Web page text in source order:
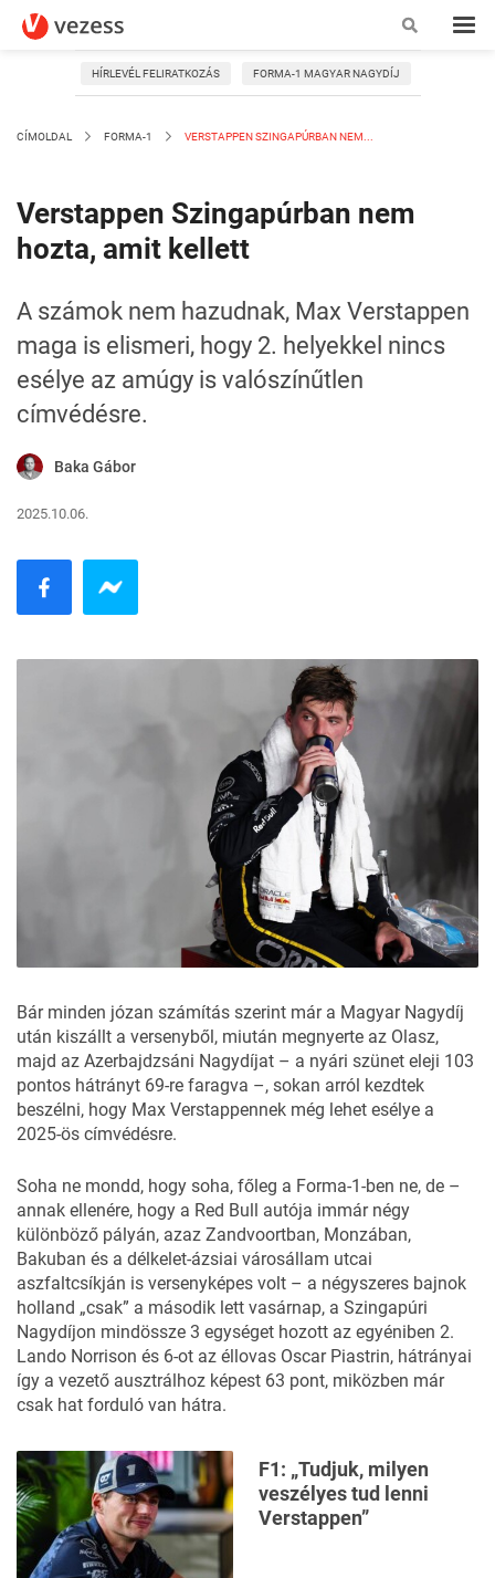
HÍRLEVÉL FELIRATKOZÁS FORMA-1 MAGYAR NAGYDÍJ
CÍMOLDAL FORMA-1 VERSTAPPEN SZINGAPÚRBAN NEM...
Verstappen Szingapúrban nem
hozta, amit kellett
A számok nem hazudnak, Max Verstappen
maga is elismeri, hogy 2. helyekkel nincs
esélye az amúgy is valószínűtlen
címvédésre.
Baka Gábor
2025.10.06.
Bár minden józan számítás szerint már a Magyar Nagydíj
után kiszállt a versenyből, miután megnyerte az Olasz,
majd az Azerbajdzsáni Nagydíjat – a nyári szünet eleji 103
pontos hátrányt 69-re faragva –, sokan arról kezdtek
beszélni, hogy Max Verstappennek még lehet esélye a
2025-ös címvédésre.
Soha ne mondd, hogy soha, főleg a Forma-1-ben ne, de –
annak ellenére, hogy a Red Bull autója immár négy
különböző pályán, azaz Zandvoortban, Monzában,
Bakuban és a délkelet-ázsiai városállam utcai
aszfaltcsíkján is versenyképes volt – a négyszeres bajnok
holland „csak” a második lett vasárnap, a Szingapúri
Nagydíjon mindössze 3 egységet hozott az egyéniben 2.
Lando Norrison és 6-ot az éllovas Oscar Piastrin, hátrányai
így a vezető ausztrálhoz képest 63 pont, miközben már
csak hat forduló van hátra.
F1: „Tudjuk, milyen
veszélyes tud lenni
Verstappen”